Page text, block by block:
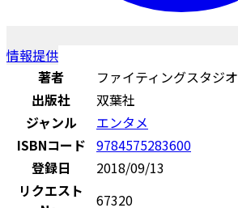
情報提供
著者
ファイティングスタジオ
出版社
双葉社
ジャンル
エンタメ
ISBNコード 9784575283600
登録日
2018/09/13
リクエスト
67320